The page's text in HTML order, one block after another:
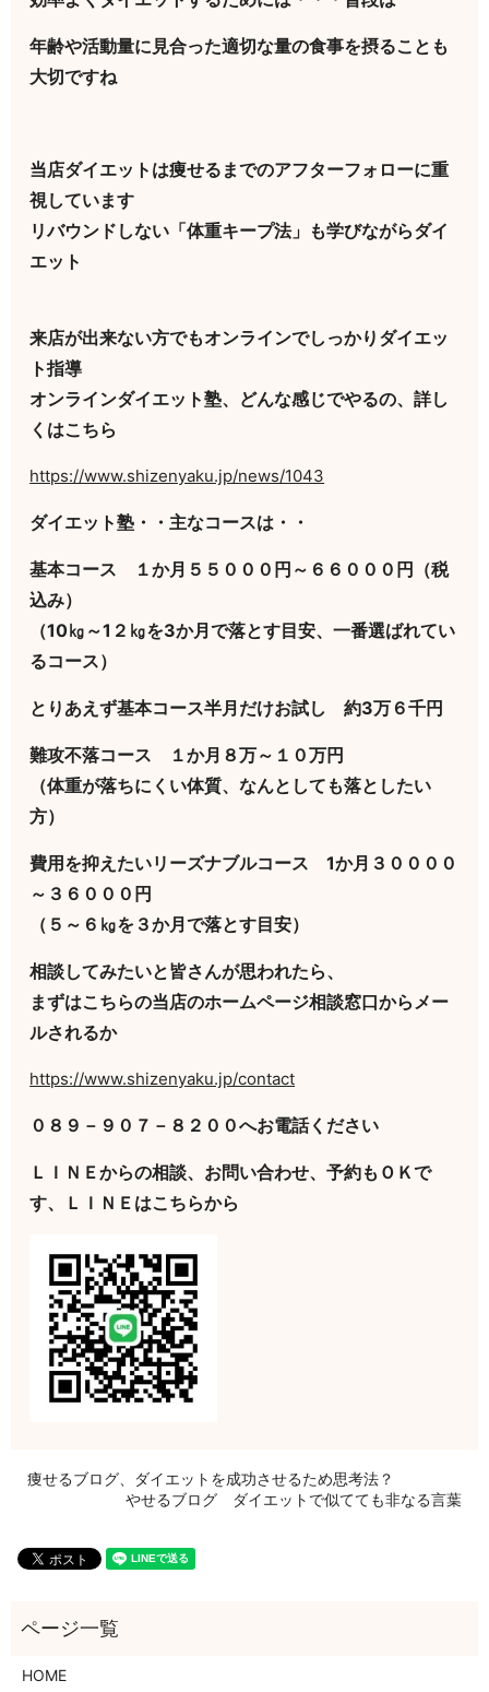
年齢や活動量に見合った適切な量の食事を摂ることも
大切ですね
当店ダイエットは痩せるまでのアフターフォローに重
視しています
リバウンドしない「体重キープ法」も学びながらダイ
エット
来店が出来ない方でもオンラインでしっかりダイエッ
ト指導
オンラインダイエット塾、どんな感じでやるの、詳し
くはこちら
https://www.shizenyaku.jp/news/1043
ダイエット塾・・主なコースは・・
基本コース １か月５５０００円～６６０００円（税
込み）
（10㎏～1２㎏を3か月で落とす目安、一番選ばれてい
るコース）
とりあえず基本コース半月だけお試し 約3万６千円
難攻不落コース １か月８万～１０万円
（体重が落ちにくい体質、なんとしても落としたい
方）
費用を抑えたいリーズナブルコース 1か月３００００
～３６０００円
（５～６㎏を３か月で落とす目安）
相談してみたいと皆さんが思われたら、
まずはこちらの当店のホームページ相談窓口からメー
ルされるか
https://www.shizenyaku.jp/contact
０８９－９０７－８２００へお電話ください
ＬＩＮＥからの相談、お問い合わせ、予約もＯＫで
す、ＬＩＮＥはこちらから
痩せるブログ、ダイエットを成功させるため思考法？
やせるブログ ダイエットで似てても非なる言葉
HOME